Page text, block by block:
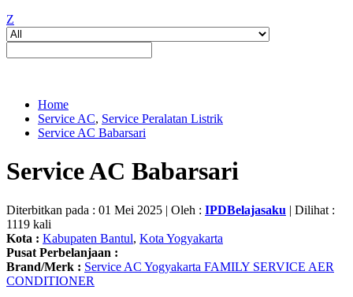
Z
Home
Service AC, Service Peralatan Listrik
Service AC Babarsari
Service AC Babarsari
Diterbitkan pada : 01 Mei 2025 | Oleh : IPDBelajasaku | Dilihat :
1119 kali
Kota : Kabupaten Bantul, Kota Yogyakarta
Pusat Perbelanjaan :
Brand/Merk : Service AC Yogyakarta FAMILY SERVICE AER
CONDITIONER